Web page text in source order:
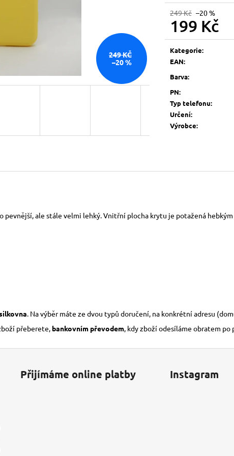
249 Kč –20 %
199 Kč
Měrná
cena:
Kategorie:
EAN:
Barva:
PN:
Typ telefonu:
Určení:
Výrobce:
249 KČ
–20 %
ale stále velmi lehký. Vnitřní plocha krytu je potažená
. Na výběr máte ze dvou typů doručení, na konkrétní adresu
přeberete, bankovním převodem, kdy zboží odesíláme obratem po
Přijímáme online platby Instagram